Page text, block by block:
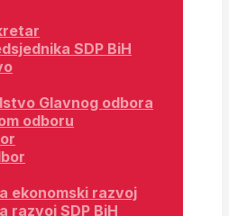
SDP BiH
Glavnog odbora
odboru
ekonomski razvoj
razvoj SDP BiH